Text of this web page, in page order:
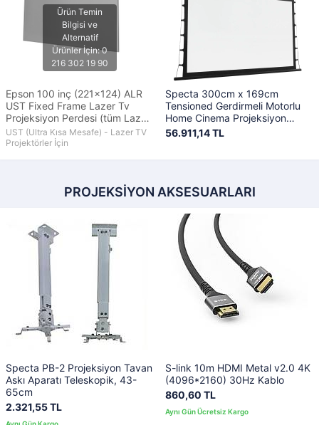
Epson 100 inç (221x124) ALR
UST Fixed Frame Lazer Tv
Projeksiyon Perdesi (tüm Lazer
Tv Projektörler İçin)
UST (Ultra Kısa Mesafe) - Lazer TV
Projektörler İçin
Specta 300cm x 169cm
Tensioned Gerdirmeli Motorlu
Home Cinema Projeksiyon
Perdesi
56.911,14 TL
PROJEKSİYON AKSESUARLARI
Specta PB-2 Projeksiyon Tavan
Askı Aparatı Teleskopik, 43-
65cm
2.321,55 TL
S-link 10m HDMI Metal v2.0 4K
(4096*2160) 30Hz Kablo
860,60 TL